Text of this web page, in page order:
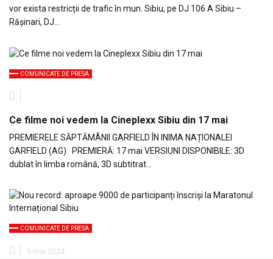
vor exista restricții de trafic în mun. Sibiu, pe DJ 106 A Sibiu –
Răşinari, DJ…
COMUNICATE DE PRESA
Ce filme noi vedem la Cineplexx Sibiu din 17 mai
PREMIERELE SĂPTĂMÂNII GARFIELD ÎN INIMA NAȚIONALEI
GARFIELD (AG) PREMIERĂ: 17 mai VERSIUNI DISPONIBILE: 3D
dublat în limba română, 3D subtitrat…
COMUNICATE DE PRESA
9 mai 2024